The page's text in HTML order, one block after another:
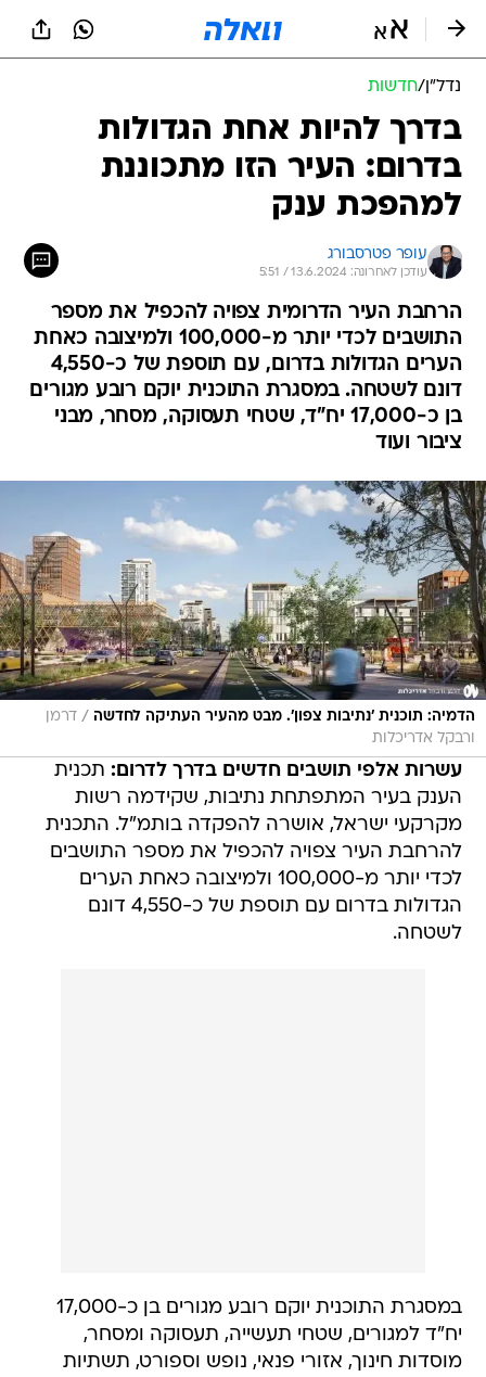
נדל״ן/חדשות
בדרך להיות אחת הגדולות
בדרום: העיר הזו מתכוננת
למהפכת ענק
עופר פטרסבורג
עודכן לאחרונה: 13.6.2024 / 5:51
הרחבת העיר הדרומית צפויה להכפיל את מספר
התושבים לכדי יותר מ-100,000 ולמיצובה כאחת
הערים הגדולות בדרום, עם תוספת של כ-4,550
דונם לשטחה. במסגרת התוכנית יוקם רובע מגורים
בן כ-17,000 יח"ד, שטחי תעסוקה, מסחר, מבני
ציבור ועוד
הדמיה: תוכנית 'נתיבות צפון'. מבט מהעיר העתיקה לחדשה / דרמן
ורבקל אדריכלות
עשרות אלפי תושבים חדשים בדרך לדרום: תכנית
הענק בעיר המתפתחת נתיבות, שקידמה רשות
מקרקעי ישראל, אושרה להפקדה בותמ"ל. התכנית
להרחבת העיר צפויה להכפיל את מספר התושבים
לכדי יותר מ-100,000 ולמיצובה כאחת הערים
הגדולות בדרום עם תוספת של כ-4,550 דונם
לשטחה.
במסגרת התוכנית יוקם רובע מגורים בן כ-17,000
יח"ד למגורים, שטחי תעשייה, תעסוקה ומסחר,
מוסדות חינוך, אזורי פנאי, נופש וספורט, תשתיות